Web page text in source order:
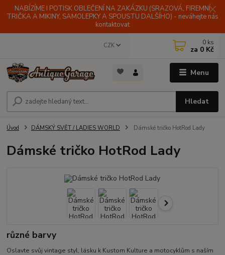
NABÍZÍME I POTISK OBLEČENÍ NA ZAKÁZKU (SRAZOVÁ, FIREMNÍ
TRIČKA A MIKINY, SAMOLEPKY A SPOUSTU DALŠÍHO) - neváhejte nás
kontaktovat
Menu
CZK
Hledat
0 ks
za 0 Kč
Úvod DÁMSKÝ SVĚT / LADIES WORLD Dámské tričko HotRod Lady
Dámské tričko HotRod Lady
různé barvy
Oslavte svůj vintage styl, lásku k Kustom Kulture a motocyklům s naším